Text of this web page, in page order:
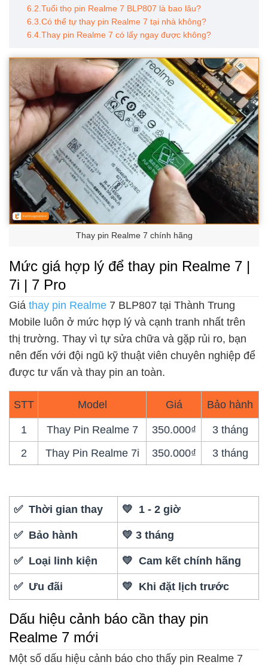
6.2.Tuổi thọ pin Realme 7 BLP807 là bao lâu?
6.3.Có thể tự thay pin Realme 7 tại nhà không?
6.4.Thay pin Realme 7 có lấy ngay được không?
Thay pin Realme 7 chính hãng
Mức giá hợp lý để thay pin Realme 7 |
7i | 7 Pro
Giá thay pin Realme 7 BLP807 tại Thành Trung
Mobile luôn ở mức hợp lý và cạnh tranh nhất trên
thị trường. Thay vì tự sửa chữa và gặp rủi ro, bạn
nên đến với đội ngũ kỹ thuật viên chuyên nghiệp để
được tư vấn và thay pin an toàn.
STT Model Giá Bảo hành
1 Thay Pin Realme 7 350.000₫
3 tháng
2
Thay Pin Realme 7i 350.000₫ 3 tháng
✅ Thời gian thay 💛 1 - 2 giờ
✅ Bảo hành 💛 3 tháng
✅ Loại linh kiện 💛 Cam kết chính hãng
✅ Ưu đãi 💛 Khi đặt lịch trước
Dấu hiệu cảnh báo cần thay pin
Realme 7 mới
Một số dấu hiệu cảnh báo cho thấy pin Realme 7